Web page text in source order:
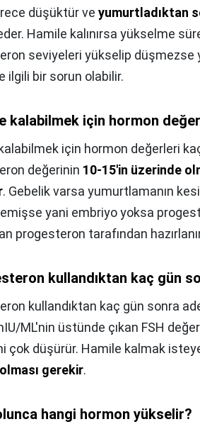
düşüktür ve yumurtladıktan
Hamile kalınırsa yükselme
seviyeleri yükselip
ilgili bir sorun olabilir.
kalabilmek için hormon
için hormon değerleri
değerinin 10-15'in üzerinde
. Gebelik varsa yumurtlamanın
yani embriyo yoksa
progesteron tarafından
kullandıktan kaç gün
kullandıktan kaç gün sonra
ML'nin üstünde çıkan FSH
çok düşürür. Hamile kalmak
gerekir.
hangi hormon yükselir?